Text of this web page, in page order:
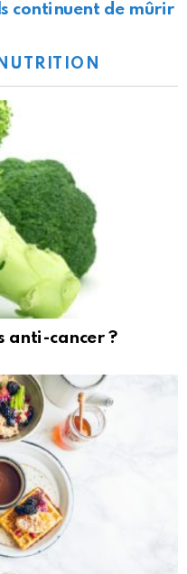
continuent de mûrir
NUTRITION
anti-cancer ?